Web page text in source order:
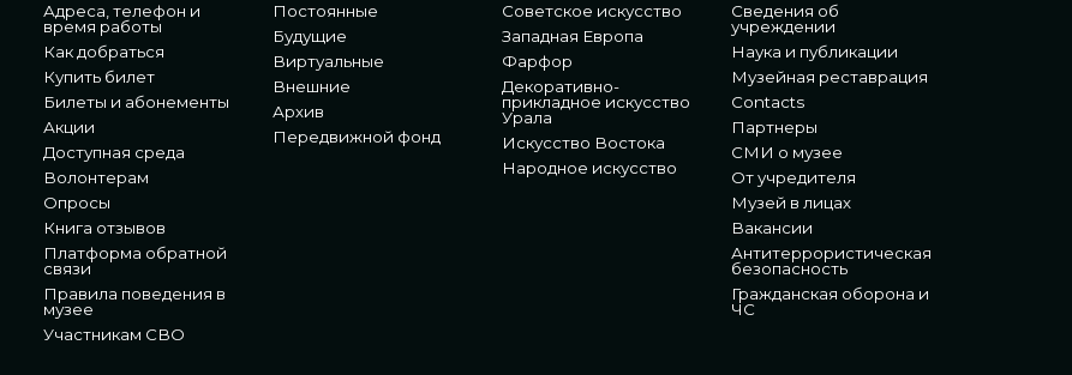
Адреса, телефон и
время работы
Как добраться
Купить билет
Билеты и абонементы
Акции
Доступная среда
Волонтерам
Опросы
Книга отзывов
Платформа обратной
связи
Правила поведения в
музее
Участникам СВО
Постоянные
Будущие
Виртуальные
Внешние
Архив
Передвижной фонд
Советское искусство
Западная Европа
Фарфор
Декоративно-
прикладное искусство
Урала
Искусство Востока
Народное искусство
Сведения об
учреждении
Наука и публикации
Музейная реставрация
Contacts
Партнеры
СМИ о музее
От учредителя
Музей в лицах
Вакансии
Антитеррористическая
безопасность
Гражданская оборона и
ЧС